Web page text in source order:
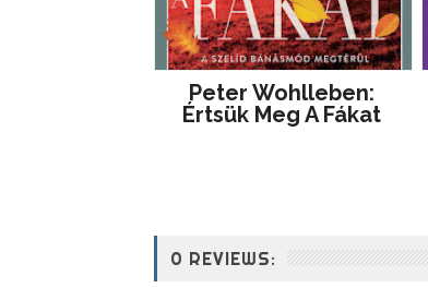
Peter Wohlleben:
Értsük Meg A Fákat
0 REVIEWS: